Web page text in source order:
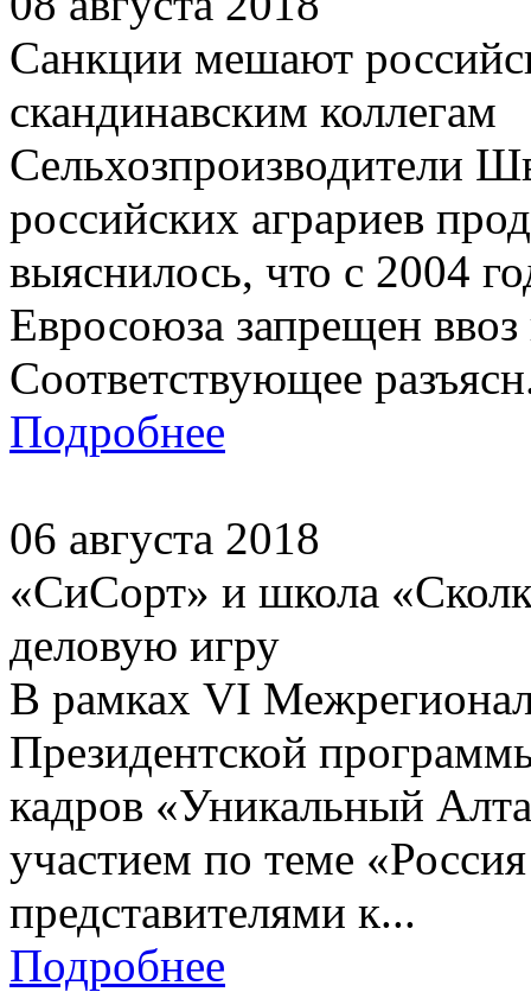
Санкции мешают
скандинавским коллегам
Сельхозпроизводители
российских аграриев
выяснилось, что с 2004
Евросоюза запрещен
Соответствующее
Подробнее
06 августа 2018
«СиСорт» и школа
деловую игру
В рамках VI
Президентской
кадров «Уникальный
участием по теме
представителями к...
Подробнее